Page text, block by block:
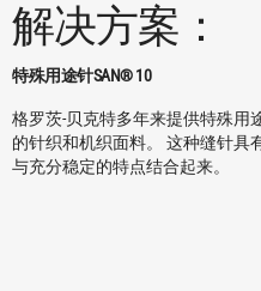
解决方案：
特殊用途针SAN® 10
格罗茨-贝克特多年来提供特殊用
的针织和机织面料。 这种缝针具
与充分稳定的特点结合起来。